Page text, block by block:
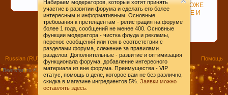
При приеме пива у мужчин выделяется гормон
дофамин, отвечающий за чувство
удовлетворения. При этом удовольствие
Набираем модераторов, которые хотят принять
участие в развитии форума и сделать его более
интересным и информативным. Основные
требования к претендентам - регистрация на форуме
более 1 года, сообщений не менее 400. Основные
функции модератора - чистка флуда и рекламы,
перенос сообщений или тем в соответствии с
разделами форума, слежение за правилами
разделов. Дополнительные - развитие и оптимизация
функционала форума, добавление интересного
материала из вне форума. Преимущества - VIP
статус, помощь в деле, которое вам не без различно,
скидка в магазине ингредиентов 5%. Заявки можно
оставлять здесь.
ВАРКИ
ХМЕЛЯ
БРОЖЕ
НИЕ И
ВЫДЕРЖКА
ПИВА
Russian (RU)
Помощь
Условия и правила
Beersfan.ru ©2009-20ХХ